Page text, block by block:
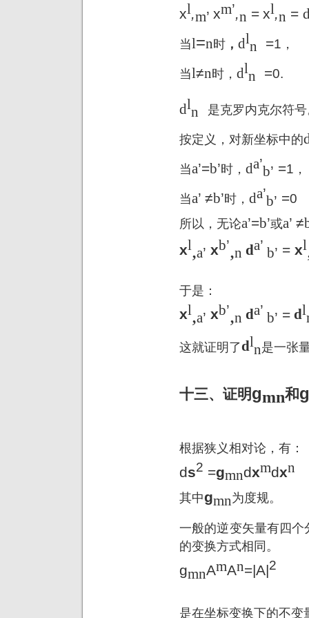
xl,m’ xm’,n = xl,n =
当l=n时 ， dln =1 ，
当l≠n时， dln =0.
dln 是克罗内克尔符
按定义，对新坐标中的
当a’=b’时， da’b’ =1 ，
当a’ ≠b’时， da’b’ =0
所以，无论a’=b’或a’ ≠
xl,a’ xb’,n da’ b’ = xl
于是：
xl,a’ xb’,n da’ b’ = dl
这就证明了dln是一张
十三、证明gmn和g
根据狭义相对论，有：
ds2 =gmndxmdxn
其中gmn为度规。
一般的逆变矢量有四个
的变换方式相同。
gmnAmAn=|A|2
是在坐标变换下的不变